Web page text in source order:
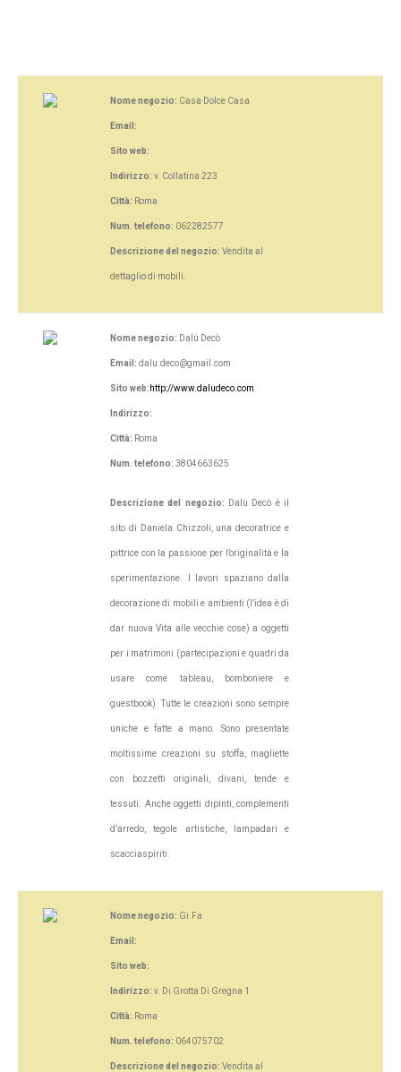
Nome negozio: Casa Dolce Casa
Email:
Sito web:
Indirizzo: v. Collatina 223
Città: Roma
Num. telefono: 062282577
Descrizione del negozio: Vendita al
dettaglio di mobili.
Nome negozio: Dalù Decò
Email: dalu.deco@gmail.com
Sito web: http://www.daludeco.com
Indirizzo:
Città: Roma
Num. telefono: 3804663625
Descrizione del negozio: Dalù Decò è il
sito di Daniela Chizzoli, una decoratrice e
pittrice con la passione per l’originalità e la
sperimentazione. I lavori spaziano dalla
decorazione di mobili e ambienti (l’idea è di
dar nuova Vita alle vecchie cose) a oggetti
per i matrimoni (partecipazioni e quadri da
usare come tableau, bomboniere e
guestbook). Tutte le creazioni sono sempre
uniche e fatte a mano. Sono presentate
moltissime creazioni su stoffa, magliette
con bozzetti originali, divani, tende e
tessuti. Anche oggetti dipinti, complementi
d’arredo, tegole artistiche, lampadari e
scacciaspiriti.
Nome negozio: Gi.Fa
Email:
Sito web:
Indirizzo: v. Di Grotta Di Gregna 1
Città: Roma
Num. telefono: 064075702
Descrizione del negozio: Vendita al